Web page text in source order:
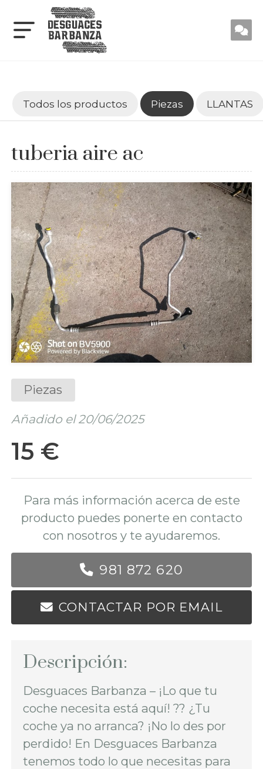
Todos los productos Piezas LLANTAS
tuberia aire ac
Piezas
Añadido el 20/06/2025
15 €
Para más información acerca de este
producto puedes ponerte en contacto
con nosotros y te ayudaremos.
981 872 620
CONTACTAR POR EMAIL
Descripción:
Desguaces Barbanza – ¡Lo que tu
coche necesita está aquí! ?? ¿Tu
coche ya no arranca? ¡No lo des por
perdido! En Desguaces Barbanza
tenemos todo lo que necesitas para